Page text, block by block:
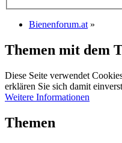
Bienenforum.at »
Themen mit dem
Diese Seite verwendet
erklären Sie sich damit
Weitere Informationen
Themen